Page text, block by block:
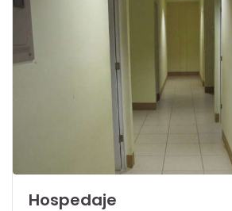
Hospedaje